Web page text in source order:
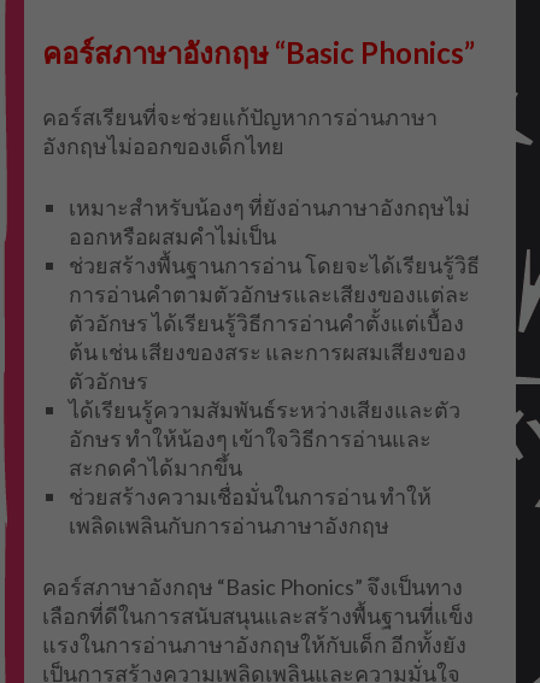
คอร์สภาษาอังกฤษ “Basic Phonics”
คอร์สเรียนที่จะช่วยแก้ปัญหาการอ่านภาษา
อังกฤษไม่ออกของเด็กไทย
เหมาะสำหรับน้องๆ ที่ยังอ่านภาษาอังกฤษไม่
ออกหรือผสมคำไม่เป็น
ช่วยสร้างพื้นฐานการอ่าน โดยจะได้เรียนรู้วิธี
การอ่านคำตามตัวอักษรและเสียงของแต่ละ
ตัวอักษร ได้เรียนรู้วิธีการอ่านคำตั้งแต่เบื้อง
ต้น เช่น เสียงของสระ และการผสมเสียงของ
ตัวอักษร
ได้เรียนรู้ความสัมพันธ์ระหว่างเสียงและตัว
อักษร ทำให้น้องๆ เข้าใจวิธีการอ่านและ
สะกดคำได้มากขึ้น
ช่วยสร้างความเชื่อมั่นในการอ่าน ทำให้
เพลิดเพลินกับการอ่านภาษาอังกฤษ
คอร์สภาษาอังกฤษ “Basic Phonics” จึงเป็นทาง
เลือกที่ดีในการสนับสนุนและสร้างพื้นฐานที่แข็ง
แรงในการอ่านภาษาอังกฤษให้กับเด็ก อีกทั้งยัง
เป็นการสร้างความเพลิดเพลินและความมั่นใจ